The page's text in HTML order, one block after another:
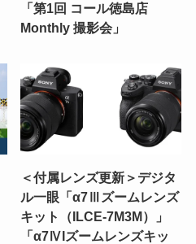
「第1回 コール徳島店
Monthly 撮影会」
＜付属レンズ更新＞デジタ
ル一眼「α7Ⅲズームレンズ
キット（ILCE-7M3M）」
「α7ⅣIズームレンズキッ